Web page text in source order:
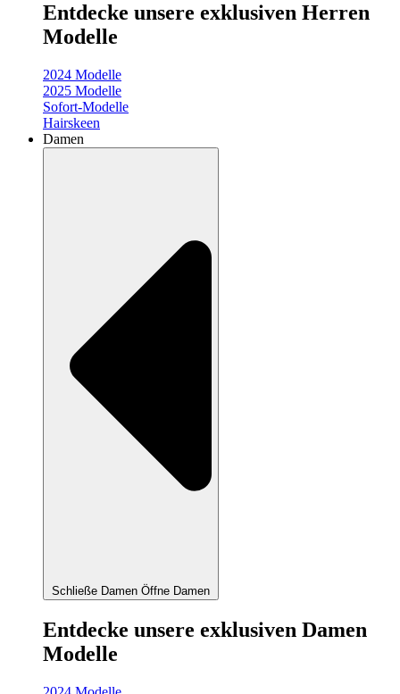
Entdecke unsere exklusiven Herren
Modelle
2024 Modelle
2025 Modelle
Sofort-Modelle
Hairskeen
Damen
Schließe Damen Öffne Damen
Entdecke unsere exklusiven Damen
Modelle